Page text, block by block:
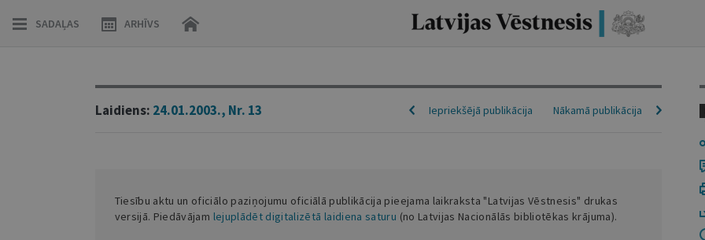
SADAĻAS ARHĪVS
Laidiens: 24.01.2003., Nr. 13 Nākamā publikācija
Iepriekšējā publikācija
Tiesību aktu un oficiālo paziņojumu oficiālā publikācija pieejama laikraksta "Latvijas Vēstnesis" drukas
versijā. Piedāvājam lejuplādēt digitalizētā laidiena saturu (no Latvijas Nacionālās bibliotēkas krājuma).